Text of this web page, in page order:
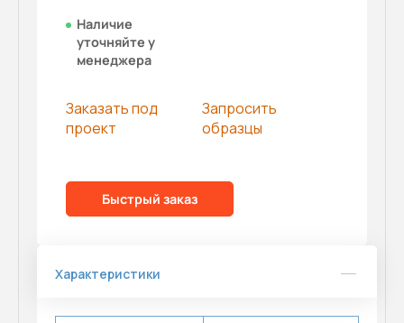
Наличие
уточняйте у
менеджера
Заказать под
проект
Запросить
образцы
Быстрый заказ
Характеристики